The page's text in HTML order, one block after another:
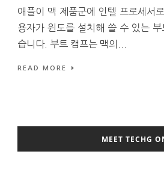
애플이 맥 제품군에 인텔 프로세서
용자가 윈도를 설치해 쓸 수 있는
습니다. 부트 캠프는 맥의...
READ MORE
MEET TECHG